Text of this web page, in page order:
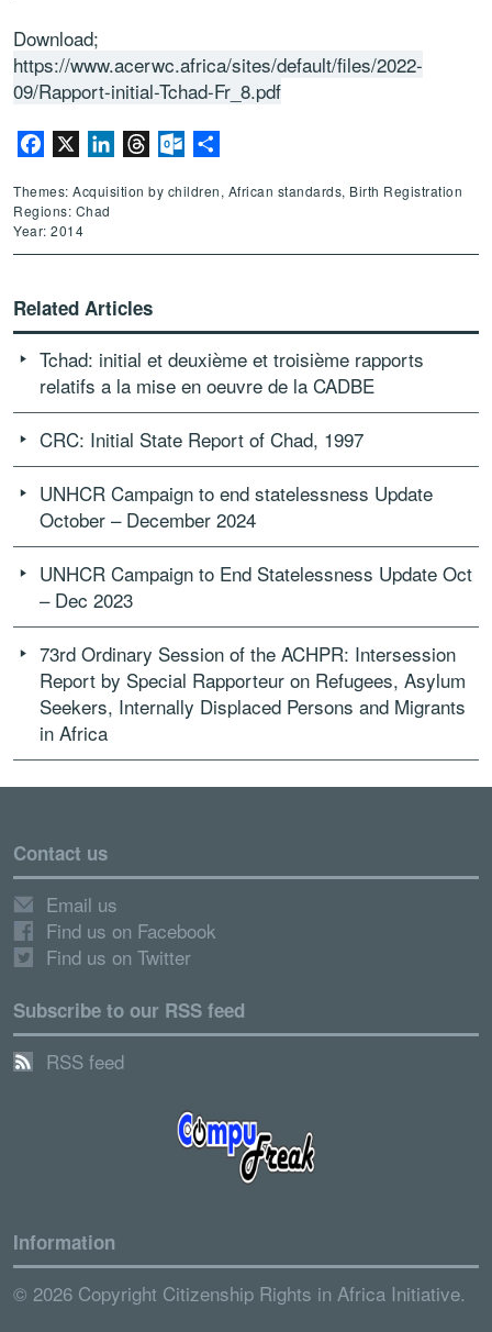
Download;
https://www.acerwc.africa/sites/default/files/2022-
09/Rapport-initial-Tchad-Fr_8.pdf
Facebook LinkedInThreadsOutlook.com
Themes: Acquisition by children, African standards, Birth Registration
Regions: Chad
Year: 2014
Related Articles
Tchad: initial et deuxième et troisième rapports
relatifs a la mise en oeuvre de la CADBE
CRC: Initial State Report of Chad, 1997
UNHCR Campaign to end statelessness Update
October – December 2024
UNHCR Campaign to End Statelessness Update Oct
– Dec 2023
73rd Ordinary Session of the ACHPR: Intersession
Report by Special Rapporteur on Refugees, Asylum
Seekers, Internally Displaced Persons and Migrants
in Africa
Contact us
Email us
Find us on Facebook
Find us on Twitter
Subscribe to our RSS feed
RSS feed
Information
© 2026 Copyright Citizenship Rights in Africa Initiative.